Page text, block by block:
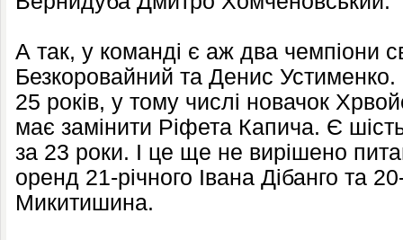
А так, у команді є аж два чемпіони
Безкоровайний та Денис
25 років, у тому числі новачок
має замінити Ріфета Капича. Є
за 23 роки. І це ще не вирішено
оренд 21-річного Івана Дібанго та
Микитишина.